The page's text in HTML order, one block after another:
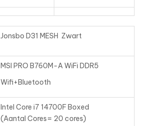
Jonsbo D31 MESH Zwart
MSI PRO B760M-A WiFi DDR5
Wifi+Bluetooth
Intel Core i7 14700F Boxed
(Aantal Cores= 20 cores)